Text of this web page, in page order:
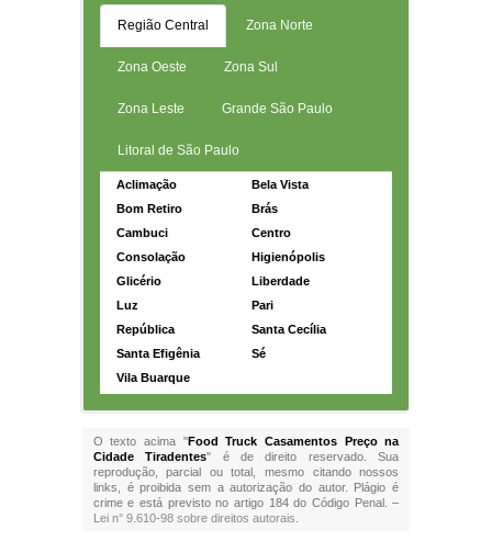
Região Central Zona Norte
Zona Oeste Zona Sul
Zona Leste Grande São Paulo
Litoral de São Paulo
Aclimação
Bela Vista
Bom Retiro
Brás
Cambuci
Centro
Consolação
Higienópolis
Glicério
Liberdade
Luz
Pari
República
Santa Cecília
Santa Efigênia
Sé
Vila Buarque
O texto acima "Food Truck Casamentos Preço na
Cidade Tiradentes" é de direito reservado. Sua
reprodução, parcial ou total, mesmo citando nossos
links, é proibida sem a autorização do autor. Plágio é
crime e está previsto no artigo 184 do Código Penal. –
Lei n° 9.610-98 sobre direitos autorais